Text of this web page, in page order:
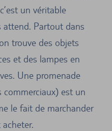
un véritable
attend. Partout dans
trouve des objets
et des lampes en
Une promenade
commerciaux) est un
le fait de marchander